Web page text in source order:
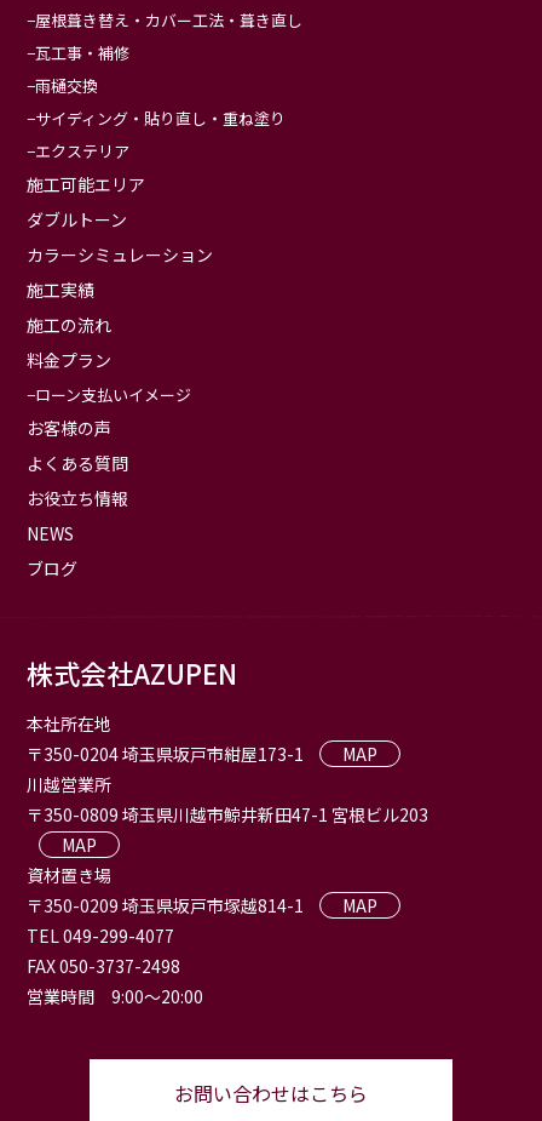
屋根葺き替え・カバー工法・葺き直し
瓦工事・補修
雨樋交換
サイディング・貼り直し・重ね塗り
エクステリア
施工可能エリア
ダブルトーン
カラーシミュレーション
施工実績
施工の流れ
料金プラン
ローン支払いイメージ
お客様の声
よくある質問
お役立ち情報
NEWS
ブログ
株式会社AZUPEN
本社所在地
〒350-0204 埼玉県坂戸市紺屋173-1
MAP
川越営業所
〒350-0809 埼玉県川越市鯨井新田47-1 宮根ビル203
MAP
資材置き場
〒350-0209 埼玉県坂戸市塚越814-1
MAP
TEL 049-299-4077
FAX 050-3737-2498
営業時間 9:00〜20:00
お問い合わせはこちら